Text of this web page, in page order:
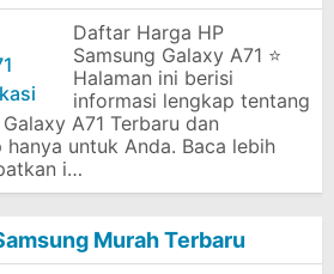
Daftar Harga HP
Samsung Galaxy A71 ⭐
Halaman ini berisi
informasi lengkap tentang
A71 Terbaru dan
untuk Anda. Baca lebih
i…
Murah Terbaru